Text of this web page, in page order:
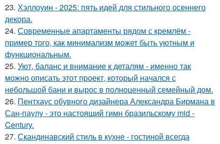
23. Хэллоуин - 2025: пять идей для стильного осеннего
декора.
24. Современные апартаменты рядом с кремлём -
пример того, как минимализм может быть уютным и
функциональным.
25. Уют, баланс и внимание к деталям - именно так
можно описать этот проект, который начался с
небольшой бани и вырос в полноценный семейный дом.
26. Пентхаус обувного дизайнера Александра Бирмана в
Сан-паулу - это настоящий гимн бразильскому mid -
Century.
27. Скандинавский стиль в кухне - гостиной всегда